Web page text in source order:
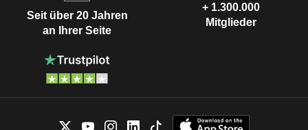
Seit über 20 Jahren
an Ihrer Seite
+ 1.300.000
Mitglieder